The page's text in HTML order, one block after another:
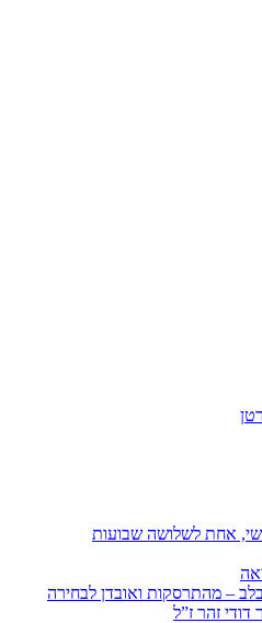
אחת לשלושה שבועות
– מהתרסקות ואובדן לבחירה
זהר ז”ל